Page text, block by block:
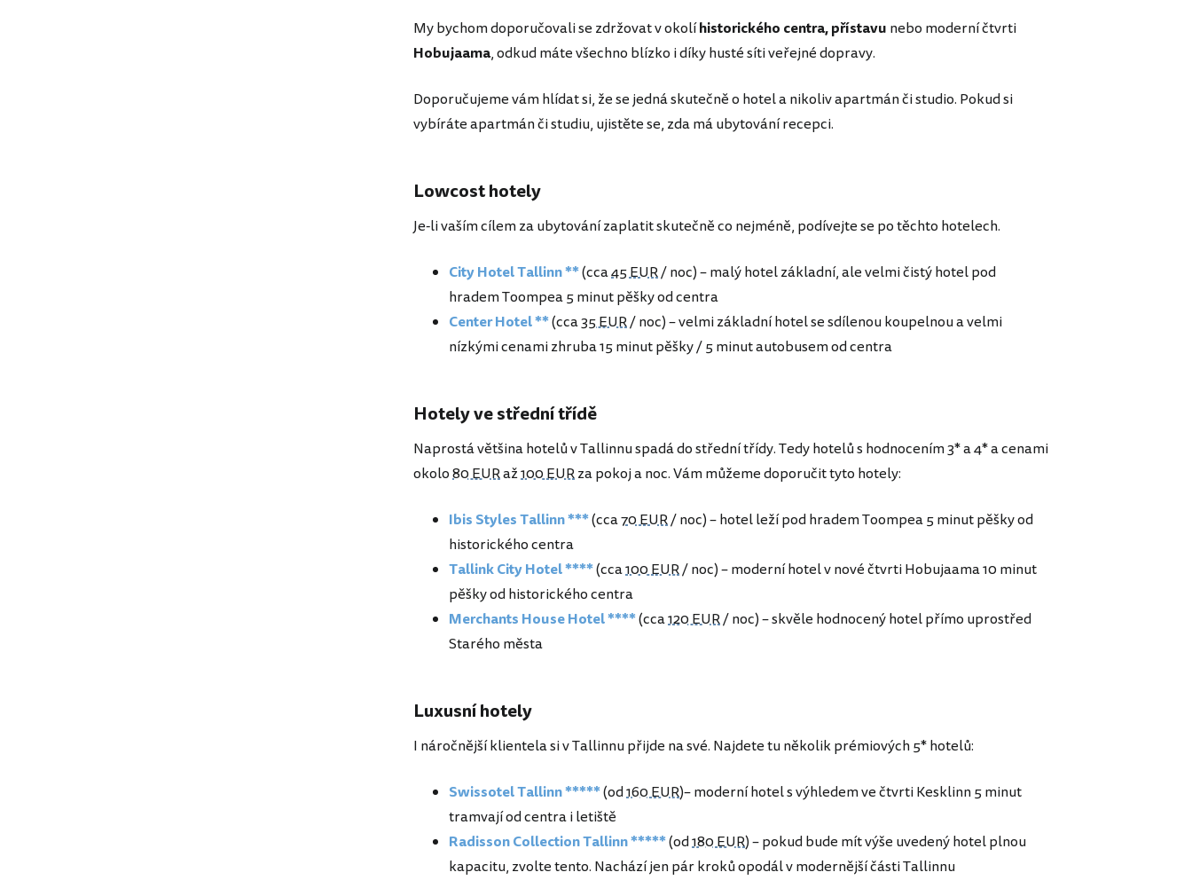
My bychom doporučovali se zdržovat v okolíhistorického centra, přístavu nebo moderní čtvrti
Hobujaama, odkud máte všechno blízko i díky husté síti veřejné dopravy.
Doporučujeme vám hlídat si, že se jedná skutečně o hotel a nikoliv apartmán či studio. Pokud si
vybíráte apartmán či studiu, ujistěte se, zda má ubytování recepci.
Lowcost hotely
Je-li vaším cílem za ubytování zaplatit skutečně co nejméně, podívejte se po těchto hotelech.
City Hotel Tallinn **(cca45 EUR/ noc) – malý hotel základní, ale velmi čistý hotel pod
hradem Toompea 5 minut pěšky od centra
Center Hotel **(cca35 EUR/ noc) – velmi základní hotel se sdílenou koupelnou a velmi
nízkými cenami zhruba 15 minut pěšky / 5 minut autobusem od centra
Hotely ve střední třídě
Naprostá většina hotelů v Tallinnu spadá do střední třídy. Tedy hotelů s hodnocením 3* a 4* a cenami
okolo80 EURaž100 EURza pokoj a noc. Vám můžeme doporučit tyto hotely:
Ibis Styles Tallinn ***(cca70 EUR/ noc) – hotel leží pod hradem Toompea 5 minut pěšky od
historického centra
Tallink City Hotel ****(cca100 EUR/ noc) – moderní hotel v nové čtvrti Hobujaama 10 minut
pěšky od historického centra
Merchants House Hotel ****(cca120 EUR/ noc) – skvěle hodnocený hotel přímo uprostřed
Starého města
Luxusní hotely
I náročnější klientela si v Tallinnu přijde na své. Najdete tu několik prémiových 5* hotelů:
Swissotel Tallinn *****(od160 EUR)– moderní hotel s výhledem ve čtvrti Kesklinn 5 minut
tramvají od centra i letiště
Radisson Collection Tallinn *****(od180 EUR) – pokud bude mít výše uvedený hotel plnou
kapacitu, zvolte tento. Nachází jen pár kroků opodál v modernější části Tallinnu